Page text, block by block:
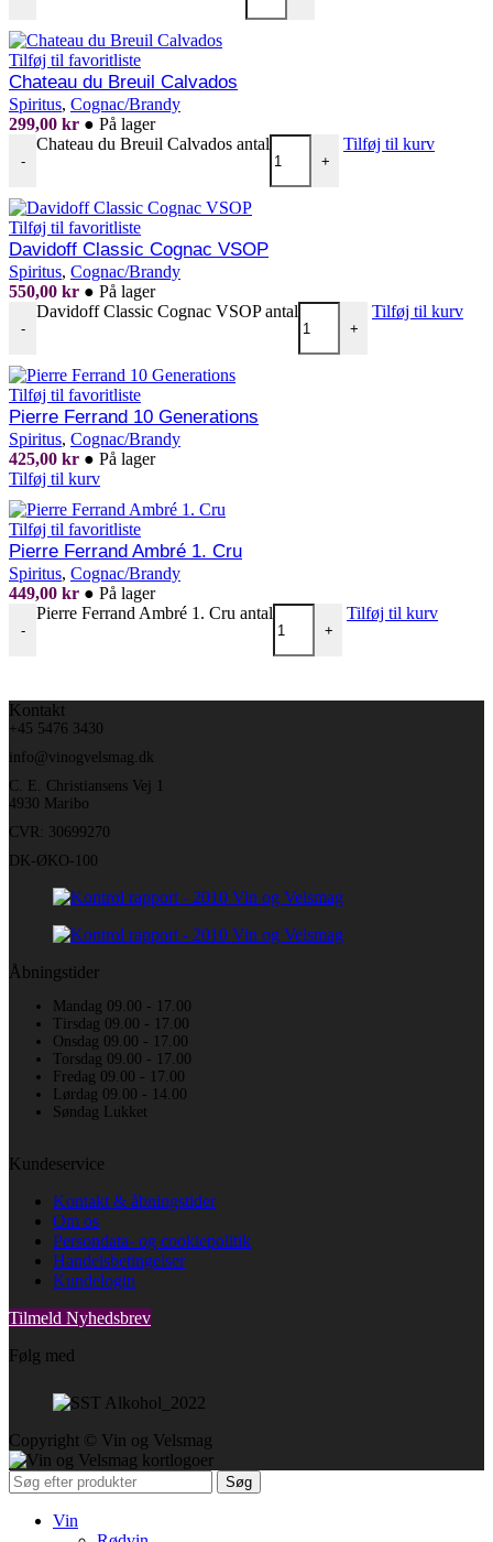
Tilføj til favoritliste
Chateau du Breuil Calvados
Spiritus, Cognac/Brandy
299,00 kr ● På lager
-
Chateau du Breuil Calvados antal
+
Tilføj til kurv
Tilføj til favoritliste
Davidoff Classic Cognac VSOP
Spiritus, Cognac/Brandy
550,00 kr ● På lager
-
Davidoff Classic Cognac VSOP antal
+
Tilføj til kurv
Tilføj til favoritliste
Pierre Ferrand 10 Generations
Spiritus, Cognac/Brandy
425,00 kr ● På lager
Tilføj til kurv
Tilføj til favoritliste
Pierre Ferrand Ambré 1. Cru
Spiritus, Cognac/Brandy
449,00 kr ● På lager
-
Pierre Ferrand Ambré 1. Cru antal
+
Tilføj til kurv
Kontakt
+45 5476 3430
info@vinogvelsmag.dk
C. E. Christiansens Vej 1
4930 Maribo
CVR: 30699270
DK-ØKO-100
Åbningstider
Mandag 09.00 - 17.00
Tirsdag 09.00 - 17.00
Onsdag 09.00 - 17.00
Torsdag 09.00 - 17.00
Fredag 09.00 - 17.00
Lørdag 09.00 - 14.00
Søndag Lukket
Kundeservice
Kontakt & åbningstider
Om os
Persondata- og cookiepolitik
Handelsbetingelser
Kundelogin
Tilmeld Nyhedsbrev
Følg med
Copyright © Vin og Velsmag
Søg
Vin